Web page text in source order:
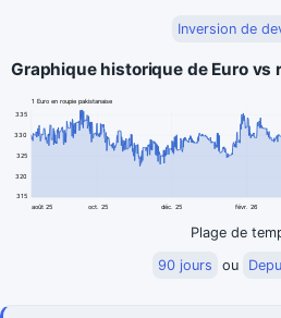
Inversion de
Graphique historique de Euro vs
315
320
325
330
335
août 25 oct. 25 déc. 25 févr. 26
1 Euro en roupie pakistanaise
Plage de
90 jours
ou